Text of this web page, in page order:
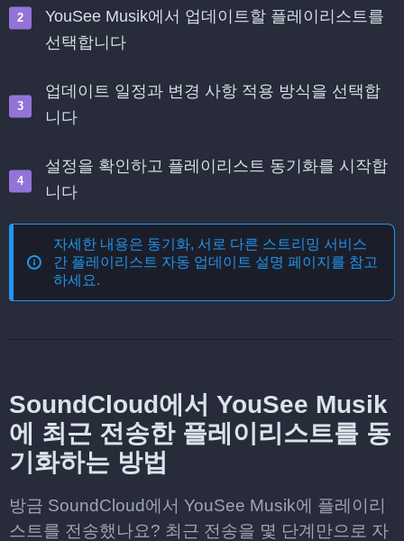
YouSee Musik에서 업데이트할 플레이리스트를
선택합니다
업데이트 일정과 변경 사항 적용 방식을 선택합
니다
설정을 확인하고 플레이리스트 동기화를 시작합
니다
자세한 내용은 동기화, 서로 다른 스트리밍 서비스
간 플레이리스트 자동 업데이트 설명 페이지를 참고
하세요.
SoundCloud에서 YouSee Musik
에 최근 전송한 플레이리스트를 동
기화하는 방법
방금 SoundCloud에서 YouSee Musik에 플레이리
스트를 전송했나요? 최근 전송을 몇 단계만으로 자